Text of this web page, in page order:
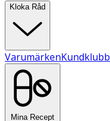
Kloka Råd
VarumärkenKundklubb
Mina Recept